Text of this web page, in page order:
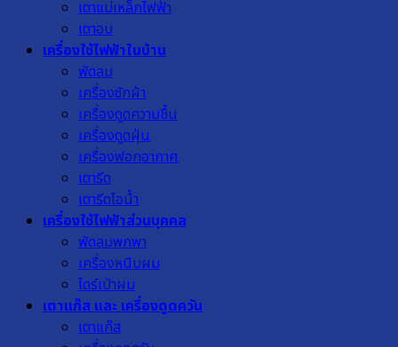
เตาแม่เหล็กไฟฟ้า
เตาอบ
เครื่องใช้ไฟฟ้าในบ้าน
พัดลม
เครื่องซักผ้า
เครื่องดูดความชื้น
เครื่องดูดฝุ่น
เครื่องฟอกอากาศ
เตารีด
เตารีดไอน้ำ
เครื่องใช้ไฟฟ้าส่วนบุคคล
พัดลมพกพา
เครื่องหนีบผม
ไดร์เป่าผม
เตาแก๊ส และ เครื่องดูดควัน
เตาแก๊ส